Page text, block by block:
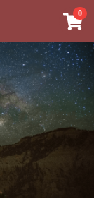
0
×